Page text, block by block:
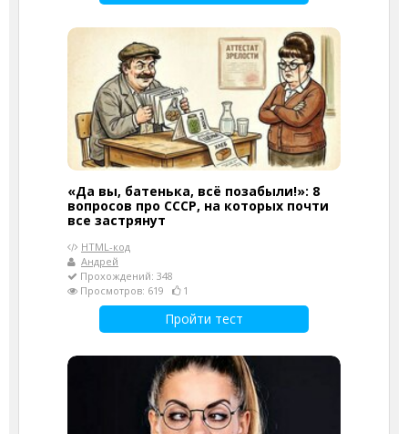
«Да вы, батенька, всё позабыли!»: 8
вопросов про СССР, на которых почти
все застрянут
HTML-код
Андрей
Прохождений: 348
Просмотров: 619
1
Пройти тест